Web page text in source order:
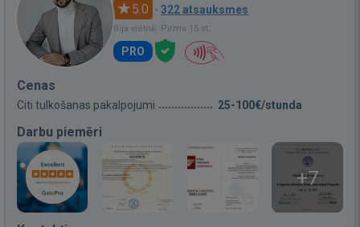
5.0 · 322 atsauksmes
Bija vietnē: Pirms 15 st.
PRO
Cenas
Citi tulkošanas pakalpojumi 25-100€/stunda
Darbu piemēri
+7